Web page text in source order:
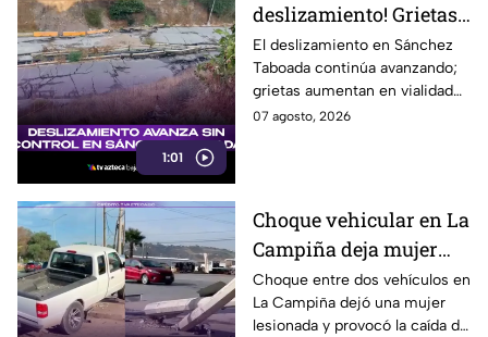
1:01
deslizamiento! Grietas
en Sánchez Taboada
avanzan y aumentan
riesgo para viviendas
El deslizamiento en Sánchez
Taboada continúa avanzando;
grietas aumentan en vialidad
Erídano y elevan riesgo para
07 agosto, 2026
Choque vehicular en La
Campiña deja mujer
lesionada y derriba
postes hoy 7 de agosto
Choque entre dos vehículos en
La Campiña dejó una mujer
lesionada y provocó la caída de